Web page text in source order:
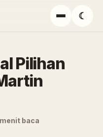
Menu
☾
Pilihan
baca